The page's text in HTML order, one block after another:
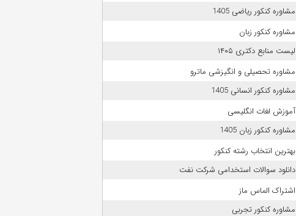
مشاوره کنکور ریاضی 1405
مشاوره کنکور زبان
لیست منابع دکتری ۱۴۰۵
مشاوره تحصیلی و انگیزشی ماترو
مشاوره کنکور انسانی 1405
آموزش لغات انگلیسی
مشاوره کنکور زبان 1405
بهترین انتخاب رشته کنکور
دانلود سوالات استخدامی شرکت نفت
اشتراک الماس ماز
مشاوره کنکور تجربی